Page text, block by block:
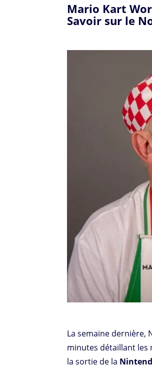
Mario Kart
Savoir sur le
La semaine dernière,
minutes détaillant les
la sortie de la